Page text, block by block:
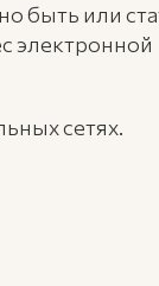
быть или
электронной
сетях.